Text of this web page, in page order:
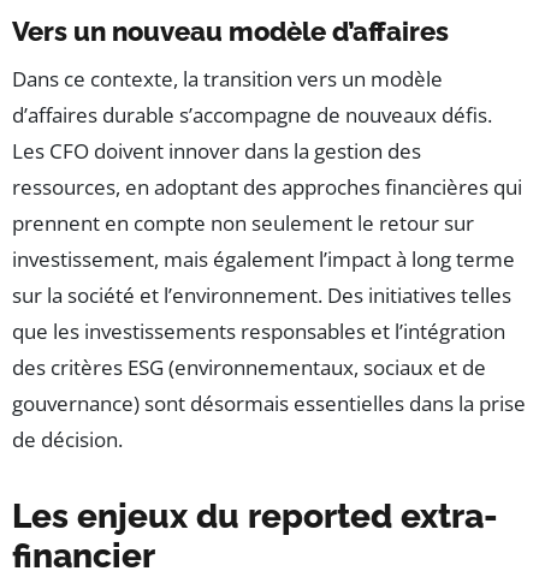
Vers un nouveau modèle d’affaires
Dans ce contexte, la transition vers un modèle
d’affaires durable s’accompagne de nouveaux défis.
Les CFO doivent innover dans la gestion des
ressources, en adoptant des approches financières qui
prennent en compte non seulement le retour sur
investissement, mais également l’impact à long terme
sur la société et l’environnement. Des initiatives telles
que les investissements responsables et l’intégration
des critères ESG (environnementaux, sociaux et de
gouvernance) sont désormais essentielles dans la prise
de décision.
Les enjeux du reported extra-
financier